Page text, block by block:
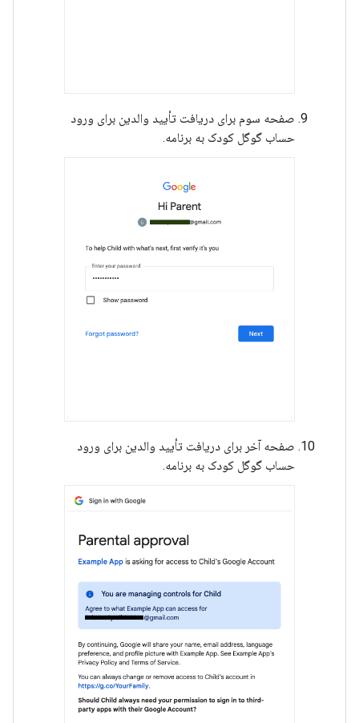
صفحه سوم برای دریافت تأیید والدین برای ورود
حساب گوگل کودک به برنامه.
صفحه آخر برای دریافت تأیید والدین برای ورود
حساب گوگل کودک به برنامه.